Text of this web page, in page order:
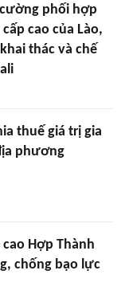
phối hợp
cao của Lào,
thác và chế
thuế giá trị gia
phương
Hợp Thành
chống bạo lực